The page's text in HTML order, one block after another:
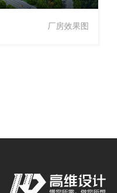
厂房效果图